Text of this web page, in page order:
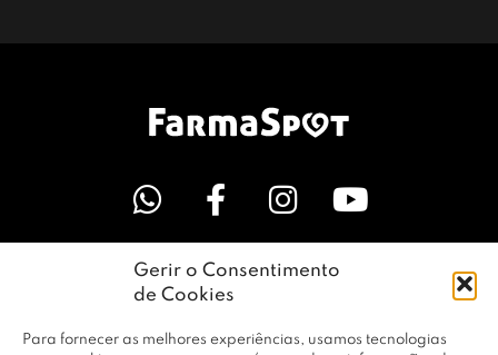
Gerir o Consentimento
de Cookies
Para fornecer as melhores experiências, usamos tecnologias
LINKS ÚTEIS